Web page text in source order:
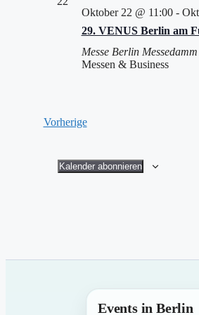
29. VENUS Berlin am
Oktober 22 @ 11:00-
Messe Berlin
Messen & Business
VorherigeVeranstaltungen
Kalender abonnieren
Events in Berlin